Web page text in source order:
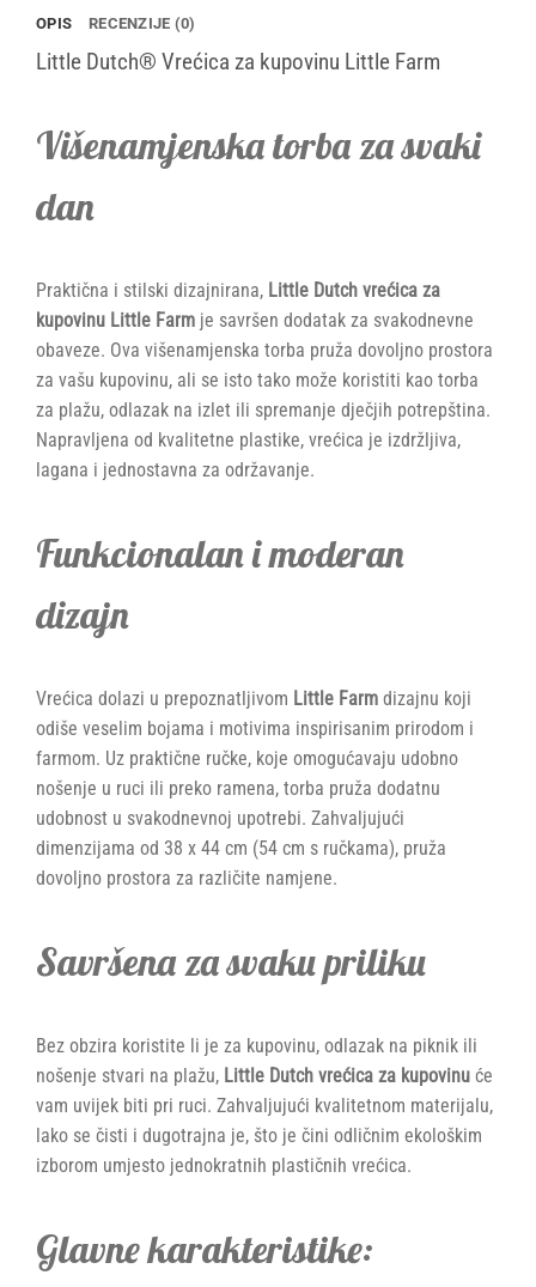
OPIS RECENZIJE (0)
Little Dutch® Vrećica za kupovinu Little Farm
Višenamjenska torba za svaki
dan
Praktična i stilski dizajnirana, Little Dutch vrećica za
kupovinu Little Farm je savršen dodatak za svakodnevne
obaveze. Ova višenamjenska torba pruža dovoljno prostora
za vašu kupovinu, ali se isto tako može koristiti kao torba
za plažu, odlazak na izlet ili spremanje dječjih potrepština.
Napravljena od kvalitetne plastike, vrećica je izdržljiva,
lagana i jednostavna za održavanje.
Funkcionalan i moderan
dizajn
Vrećica dolazi u prepoznatljivom Little Farm dizajnu koji
odiše veselim bojama i motivima inspirisanim prirodom i
farmom. Uz praktične ručke, koje omogućavaju udobno
nošenje u ruci ili preko ramena, torba pruža dodatnu
udobnost u svakodnevnoj upotrebi. Zahvaljujući
dimenzijama od 38 x 44 cm (54 cm s ručkama), pruža
dovoljno prostora za različite namjene.
Savršena za svaku priliku
Bez obzira koristite li je za kupovinu, odlazak na piknik ili
nošenje stvari na plažu, Little Dutch vrećica za kupovinu će
vam uvijek biti pri ruci. Zahvaljujući kvalitetnom materijalu,
lako se čisti i dugotrajna je, što je čini odličnim ekološkim
izborom umjesto jednokratnih plastičnih vrećica.
Glavne karakteristike: